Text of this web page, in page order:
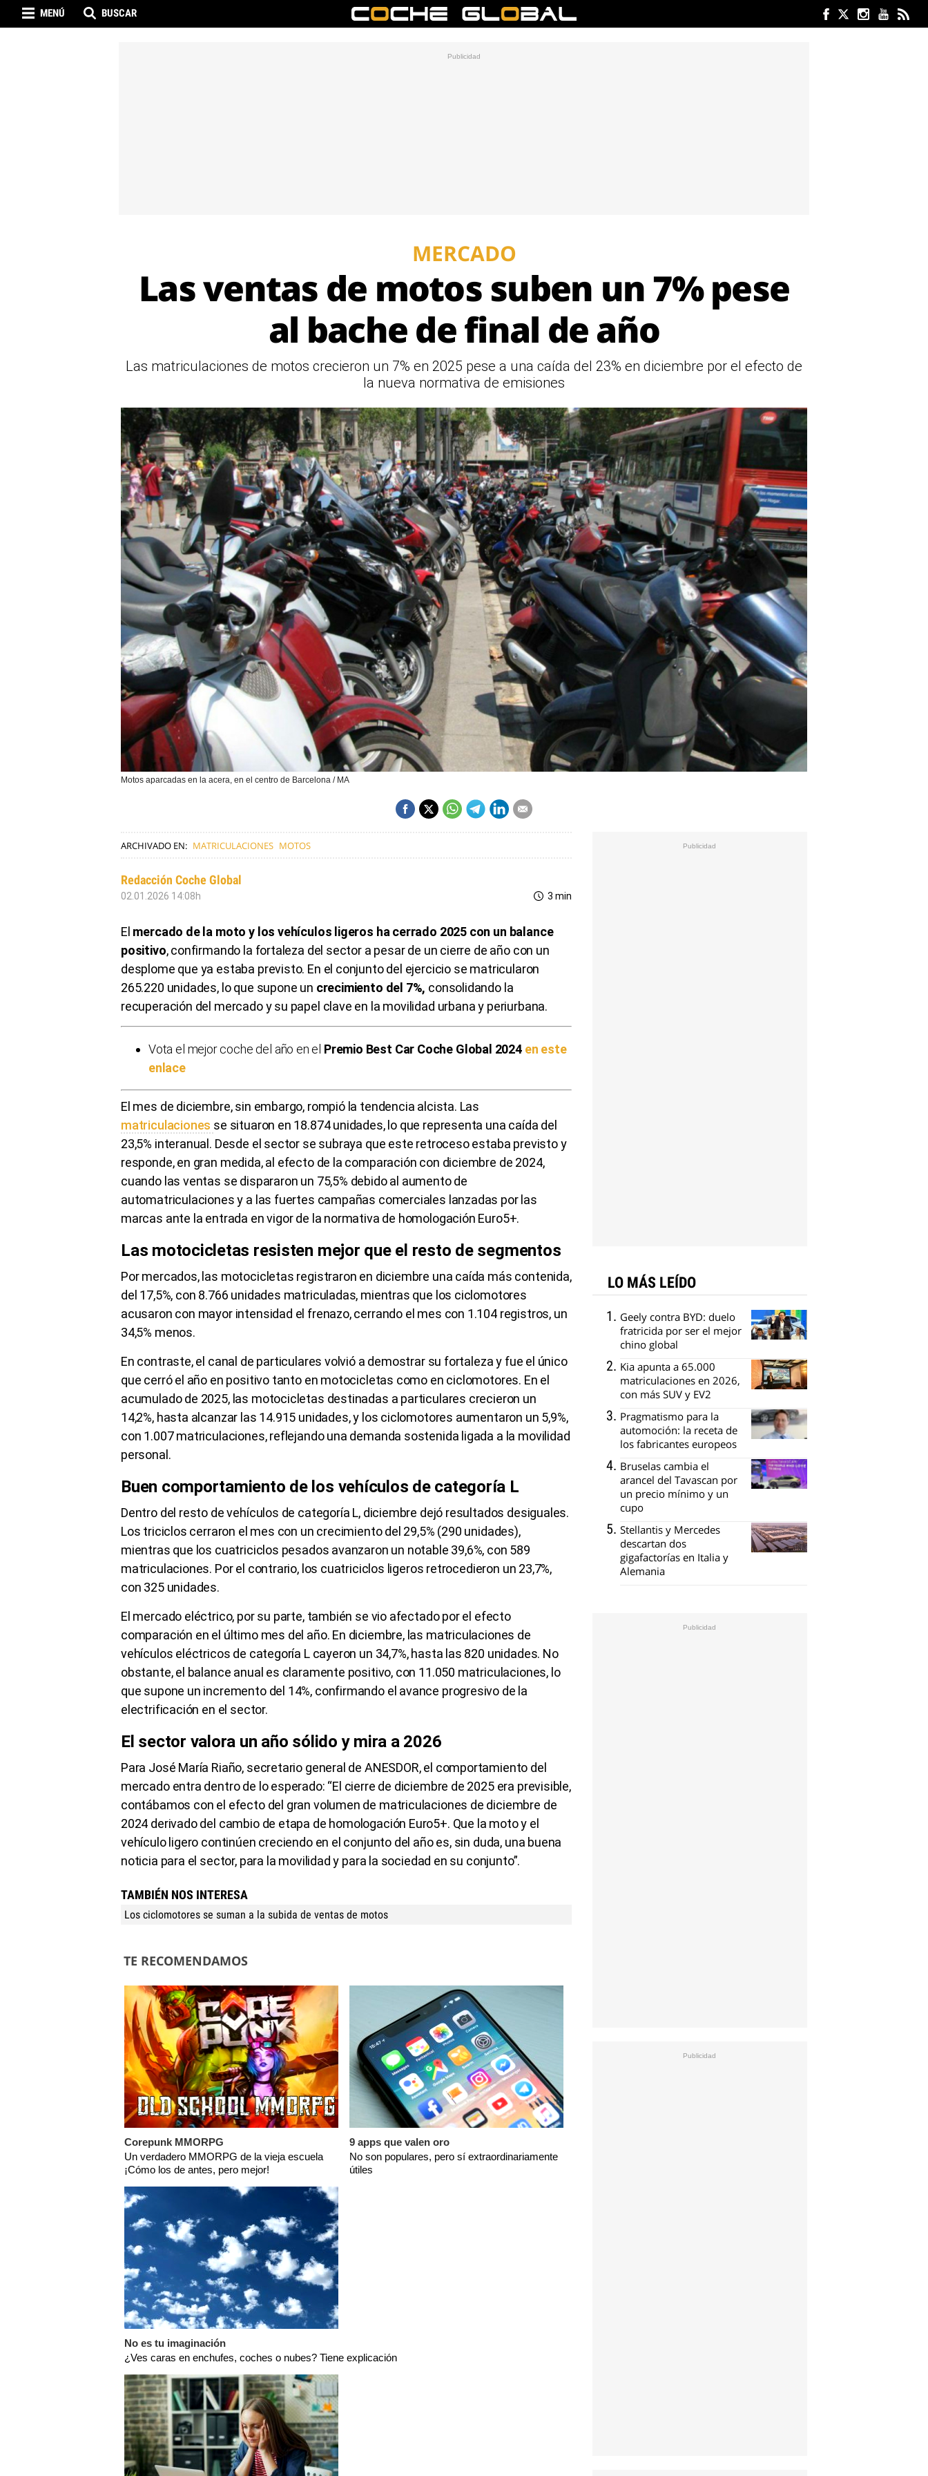
MENÚ BUSCAR
MERCADO
Las ventas de motos suben un 7% pese
al bache de final de año
Las matriculaciones de motos crecieron un 7% en 2025 pese a una caída del 23% en diciembre por el efecto de
la nueva normativa de emisiones
Motos aparcadas en la acera, en el centro de Barcelona / MA
ARCHIVADO EN: MATRICULACIONES MOTOS
Redacción Coche Global
02.01.2026 14:08h 3 min
El mercado de la moto y los vehículos ligeros ha cerrado 2025 con un balance
positivo, confirmando la fortaleza del sector a pesar de un cierre de año con un
desplome que ya estaba previsto. En el conjunto del ejercicio se matricularon
265.220 unidades, lo que supone un crecimiento del 7%, consolidando la
recuperación del mercado y su papel clave en la movilidad urbana y periurbana.
Vota el mejor coche del año en el Premio Best Car Coche Global 2024 en este
enlace
El mes de diciembre, sin embargo, rompió la tendencia alcista. Las
matriculaciones se situaron en 18.874 unidades, lo que representa una caída del
23,5% interanual. Desde el sector se subraya que este retroceso estaba previsto y
responde, en gran medida, al efecto de la comparación con diciembre de 2024,
cuando las ventas se dispararon un 75,5% debido al aumento de
automatriculaciones y a las fuertes campañas comerciales lanzadas por las
marcas ante la entrada en vigor de la normativa de homologación Euro5+.
Las motocicletas resisten mejor que el resto de segmentos
Por mercados, las motocicletas registraron en diciembre una caída más contenida,
del 17,5%, con 8.766 unidades matriculadas, mientras que los ciclomotores
acusaron con mayor intensidad el frenazo, cerrando el mes con 1.104 registros, un
34,5% menos.
En contraste, el canal de particulares volvió a demostrar su fortaleza y fue el único
que cerró el año en positivo tanto en motocicletas como en ciclomotores. En el
acumulado de 2025, las motocicletas destinadas a particulares crecieron un
14,2%, hasta alcanzar las 14.915 unidades, y los ciclomotores aumentaron un 5,9%,
con 1.007 matriculaciones, reflejando una demanda sostenida ligada a la movilidad
personal.
Buen comportamiento de los vehículos de categoría L
Dentro del resto de vehículos de categoría L, diciembre dejó resultados desiguales.
Los triciclos cerraron el mes con un crecimiento del 29,5% (290 unidades),
mientras que los cuatriciclos pesados avanzaron un notable 39,6%, con 589
matriculaciones. Por el contrario, los cuatriciclos ligeros retrocedieron un 23,7%,
con 325 unidades.
El mercado eléctrico, por su parte, también se vio afectado por el efecto
comparación en el último mes del año. En diciembre, las matriculaciones de
vehículos eléctricos de categoría L cayeron un 34,7%, hasta las 820 unidades. No
obstante, el balance anual es claramente positivo, con 11.050 matriculaciones, lo
que supone un incremento del 14%, confirmando el avance progresivo de la
electrificación en el sector.
El sector valora un año sólido y mira a 2026
Para José María Riaño, secretario general de ANESDOR, el comportamiento del
mercado entra dentro de lo esperado: “El cierre de diciembre de 2025 era previsible,
contábamos con el efecto del gran volumen de matriculaciones de diciembre de
2024 derivado del cambio de etapa de homologación Euro5+. Que la moto y el
vehículo ligero continúen creciendo en el conjunto del año es, sin duda, una buena
noticia para el sector, para la movilidad y para la sociedad en su conjunto”.
TAMBIÉN NOS INTERESA
Los ciclomotores se suman a la subida de ventas de motos
TE RECOMENDAMOS
Corepunk MMORPG
Un verdadero MMORPG de la vieja escuela
¡Cómo los de antes, pero mejor!
9 apps que valen oro
No son populares, pero sí extraordinariamente
útiles
No es tu imaginación
¿Ves caras en enchufes, coches o nubes? Tiene explicación
LO MÁS LEÍDO
Geely contra BYD: duelo
fratricida por ser el mejor
chino global
Kia apunta a 65.000
matriculaciones en 2026,
con más SUV y EV2
Pragmatismo para la
automoción: la receta de
los fabricantes europeos
Bruselas cambia el
arancel del Tavascan por
un precio mínimo y un
cupo
Stellantis y Mercedes
descartan dos
gigafactorías en Italia y
Alemania